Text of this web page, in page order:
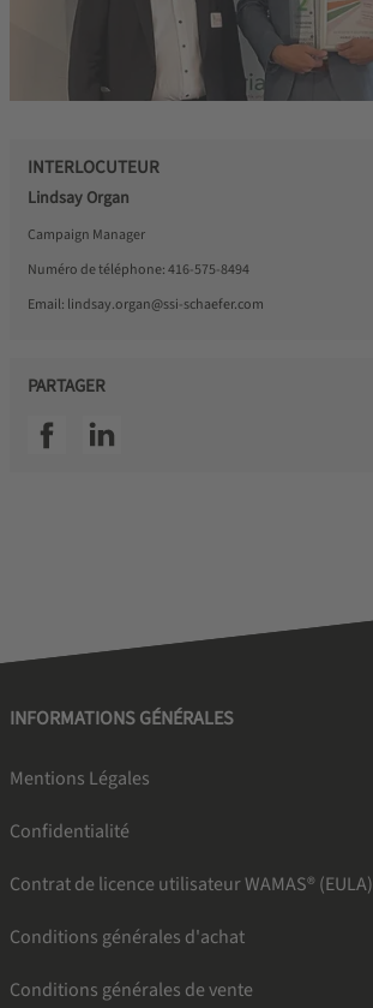
INTERLOCUTEUR
Lindsay Organ
Campaign Manager
Numéro de téléphone:416-575-8494
Email: lindsay.organ@ssi-schaefer.com
PARTAGER
SSI facebookSSI linkedin
INFORMATIONS GÉNÉRALES
Mentions Légales
Confidentialité
Contrat de licence utilisateur WAMAS® (EULA)
Conditions générales d'achat
Conditions générales de vente